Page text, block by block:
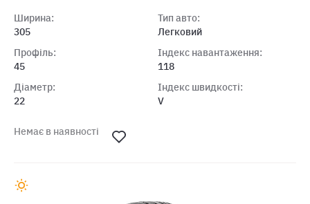
Ширина:
305
Профіль:
45
Діаметр:
22
Тип авто:
Легковий
Індекс навантаження:
118
Індекс швидкості:
V
Немає в наявності